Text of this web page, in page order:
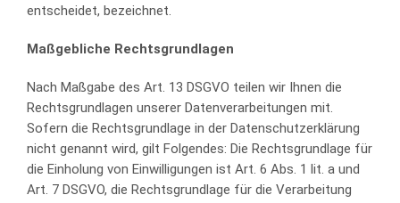
entscheidet, bezeichnet.
Maßgebliche Rechtsgrundlagen
Nach Maßgabe des Art. 13 DSGVO teilen wir Ihnen die
Rechtsgrundlagen unserer Datenverarbeitungen mit.
Sofern die Rechtsgrundlage in der Datenschutzerklärung
nicht genannt wird, gilt Folgendes: Die Rechtsgrundlage für
die Einholung von Einwilligungen ist Art. 6 Abs. 1 lit. a und
Art. 7 DSGVO, die Rechtsgrundlage für die Verarbeitung